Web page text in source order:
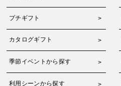
プチギフト
カタログギフト
季節イベントから探す
利用シーンから探す